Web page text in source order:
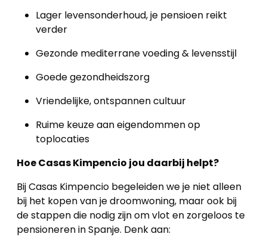
Lager levensonderhoud, je pensioen reikt
verder
Gezonde mediterrane voeding & levensstijl
Goede gezondheidszorg
Vriendelijke, ontspannen cultuur
Ruime keuze aan eigendommen op
toplocaties
Hoe Casas Kimpencio jou daarbij helpt?
Bij Casas Kimpencio begeleiden we je niet alleen
bij het kopen van je droomwoning, maar ook bij
de stappen die nodig zijn om vlot en zorgeloos te
pensioneren in Spanje. Denk aan: